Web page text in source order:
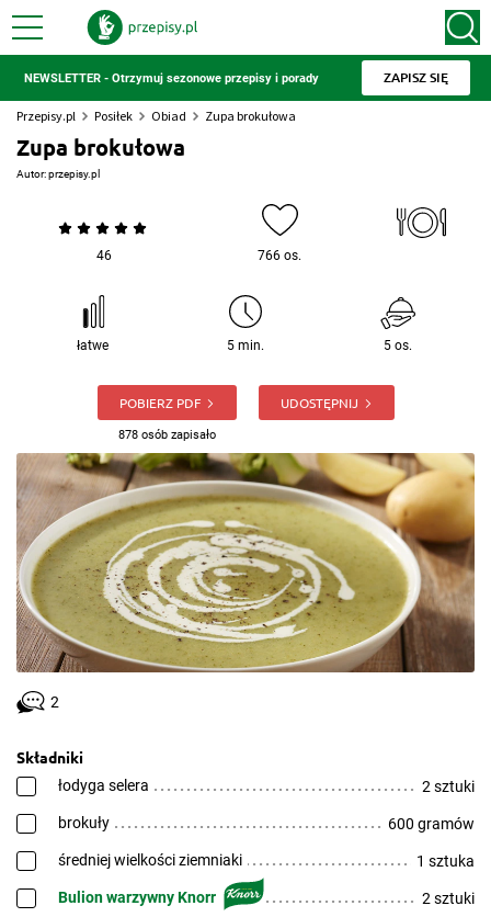
NEWSLETTER - Otrzymuj sezonowe przepisy i porady ZAPISZ SIĘ
Przepisy.pl Posiłek Obiad Zupa brokułowa
Zupa brokułowa
Autor:przepisy.pl
46 766 os.
łatwe 5 min. 5 os.
POBIERZ PDF
878 osób zapisało
UDOSTĘPNIJ
2
Składniki
łodyga selera 2 sztuki
brokuły 600 gramów
średniej wielkości ziemniaki 1 sztuka
Bulion warzywny Knorr 2 sztuki